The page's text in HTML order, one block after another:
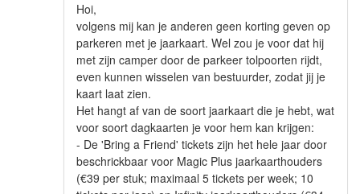
Hoi,
volgens mij kan je anderen geen korting geven op
parkeren met je jaarkaart. Wel zou je voor dat hij
met zijn camper door de parkeer tolpoorten rijdt,
even kunnen wisselen van bestuurder, zodat jij je
kaart laat zien.
Het hangt af van de soort jaarkaart die je hebt, wat
voor soort dagkaarten je voor hem kan krijgen:
- De 'Bring a Friend' tickets zijn het hele jaar door
beschrickbaar voor Magic Plus jaarkaarthouders
(€39 per stuk; maximaal 5 tickets per week; 10